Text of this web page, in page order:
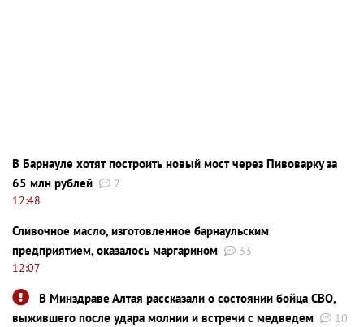
В Барнауле хотят построить новый мост через Пивоварку за
65 млн рублей
2
12:48
Сливочное масло, изготовленное барнаульским
предприятием, оказалось маргарином
33
12:07
В Минздраве Алтая рассказали о состоянии бойца СВО,
выжившего после удара молнии и встречи с медведем
10